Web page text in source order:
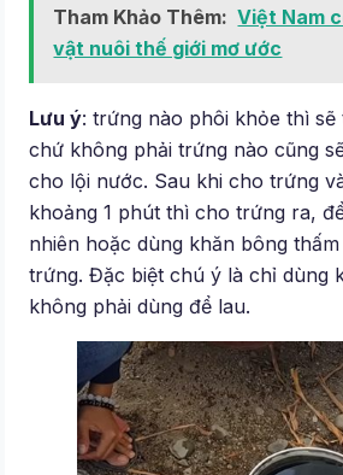
Tham Khảo Thêm: Việt Nam
vật nuôi thế giới mơ ước
Lưu ý: trứng nào phôi khỏe thì
chứ không phải trứng nào cũng
cho lội nước. Sau khi cho trứng
khoảng 1 phút thì cho trứng ra,
nhiên hoặc dùng khăn bông
trứng. Đặc biệt chú ý là chỉ dùng
không phải dùng để lau.